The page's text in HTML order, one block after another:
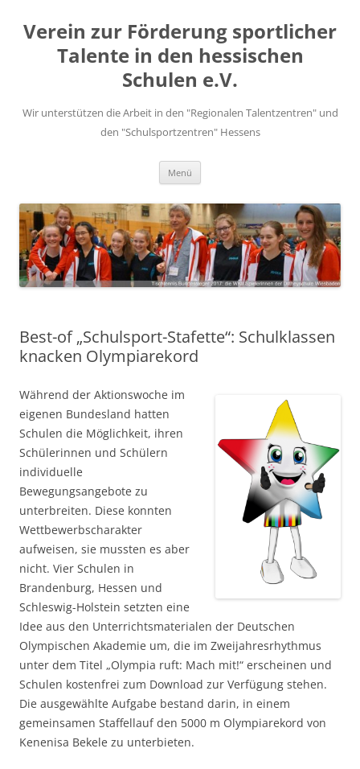
springen
Verein zur Förderung sportlicher
Talente in den hessischen
Schulen e.V.
Wir unterstützen die Arbeit in den "Regionalen Talentzentren" und
den "Schulsportzentren" Hessens
Menü
Best-of „Schulsport-Stafette“: Schulklassen
knacken Olympiarekord
Während der Aktionswoche im
eigenen Bundesland hatten
Schulen die Möglichkeit, ihren
Schülerinnen und Schülern
individuelle
Bewegungsangebote zu
unterbreiten. Diese konnten
Wettbewerbscharakter
aufweisen, sie mussten es aber
nicht. Vier Schulen in
Brandenburg, Hessen und
Schleswig-Holstein setzten eine
Idee aus den Unterrichtsmaterialen der Deutschen
Olympischen Akademie um, die im Zweijahresrhythmus
unter dem Titel „Olympia ruft: Mach mit!“ erscheinen und
Schulen kostenfrei zum Download zur Verfügung stehen.
Die ausgewählte Aufgabe bestand darin, in einem
gemeinsamen Staffellauf den 5000 m Olympiarekord von
Kenenisa Bekele zu unterbieten.